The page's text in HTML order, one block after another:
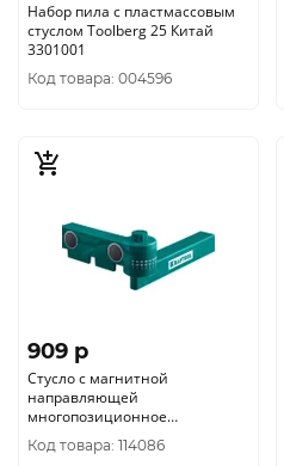
Набор пила с пластмассовым
стуслом Toolberg 25 Китай
3301001
Код товара: 004596
909 p
Стусло с магнитной
направляющей
многопозиционное
поворотное KRAFTOOL
UNIVERSAL12 углов
Код товара: 114086